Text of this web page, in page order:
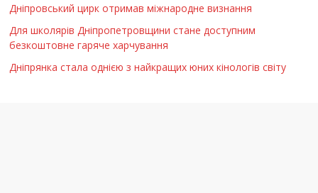
Дніпровський цирк отримав міжнародне визнання
Для школярів Дніпропетровщини стане доступним
безкоштовне гаряче харчування
Дніпрянка стала однією з найкращих юних кінологів світу